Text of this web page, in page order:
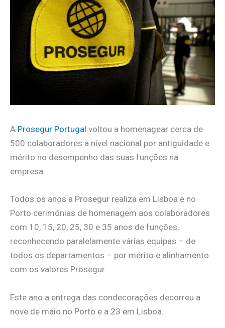
A Prosegur Portugal voltou a homenagear cerca de
500 colaboradores a nível nacional por antiguidade e
mérito no desempenho das suas funções na
empresa.
Todos os anos a Prosegur realiza em Lisboa e no
Porto cerimónias de homenagem aos colaboradores
com 10, 15, 20, 25, 30 e 35 anos de funções,
reconhecendo paralelamente várias equipas – de
todos os departamentos – por mérito e alinhamento
com os valores Prosegur.
Este ano a entrega das condecorações decorreu a
nove de maio no Porto e a 23 em Lisboa.